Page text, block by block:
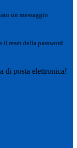
un messaggio
il reset della password
di posta elettronica!